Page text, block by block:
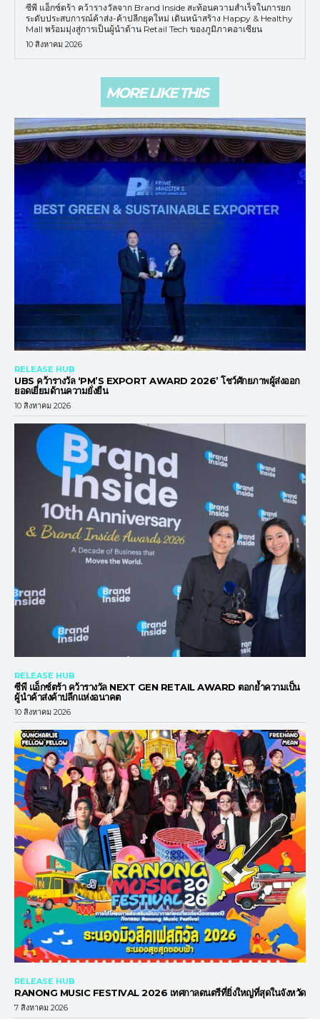
ซีพี แอ็กซ์ตร้า คว้ารางวัลจาก Brand Inside สะท้อนความสำเร็จในการยก
ระดับประสบการณ์ค้าส่ง-ค้าปลีกยุคใหม่ เดินหน้าสร้าง Happy & Healthy
Mall พร้อมมุ่งสู่การเป็นผู้นำด้าน Retail Tech ของภูมิภาคอาเซียน
10 สิงหาคม 2026
MORE LIKE THIS
RELEASE HUB
UBS คว้ารางวัล ‘PM’S EXPORT AWARD 2026’ โชว์ศักยภาพผู้ส่งออก
ยอดเยี่ยมด้านความยั่งยืน
10 สิงหาคม 2026
RELEASE HUB
ซีพี แอ็กซ์ตร้า คว้ารางวัล NEXT GEN RETAIL AWARD ตอกย้ำความเป็น
ผู้นำค้าส่งค้าปลีกแห่งอนาคต
10 สิงหาคม 2026
RELEASE HUB
RANONG MUSIC FESTIVAL 2026 เทศกาลดนตรีที่ยิ่งใหญ่ที่สุดในจังหวัด
7 สิงหาคม 2026